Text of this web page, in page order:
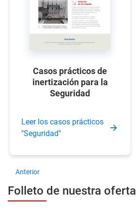
Anterior
Casos prácticos de
inertización para la
Seguridad
Leer los casos prácticos
"Seguridad"
Folleto de nuestra oferta